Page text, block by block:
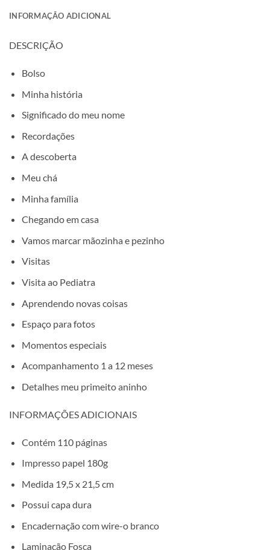
INFORMAÇÃO ADICIONAL
DESCRIÇÃO
Bolso
Minha história
Significado do meu nome
Recordações
A descoberta
Meu chá
Minha família
Chegando em casa
Vamos marcar mãozinha e pezinho
Visitas
Visita ao Pediatra
Aprendendo novas coisas
Espaço para fotos
Momentos especiais
Acompanhamento 1 a 12 meses
Detalhes meu primeito aninho
INFORMAÇÕES ADICIONAIS
Contém 110 páginas
Impresso papel 180g
Medida 19,5 x 21,5 cm
Possui capa dura
Encadernação com wire-o branco
Laminação Fosca